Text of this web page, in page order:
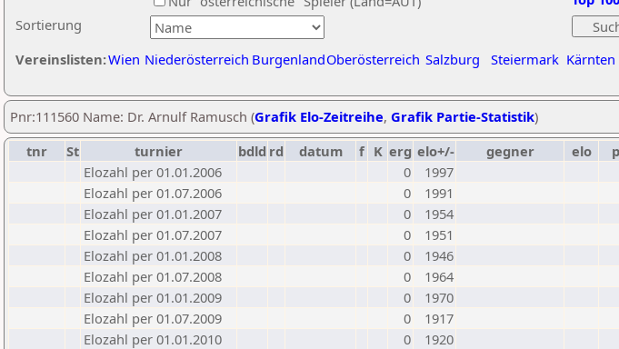
Sortierung
Vereinslisten:Wien Niederösterreich BurgenlandOberösterreich Salzburg Steiermark Kärnten
Pnr:111560 Name: Dr. Arnulf Ramusch (Grafik Elo-Zeitreihe, Grafik Partie-Statistik)
tnr
St turnier bdld rd datum f K erg elo+/- gegner elo
Elozahl per 01.01.2006
0
1997
Elozahl per 01.07.2006
0
1991
Elozahl per 01.01.2007
0
1954
Elozahl per 01.07.2007
0
1951
Elozahl per 01.01.2008
0
1946
Elozahl per 01.07.2008
0
1964
Elozahl per 01.01.2009
0
1970
Elozahl per 01.07.2009
0
1917
Elozahl per 01.01.2010
0
1920